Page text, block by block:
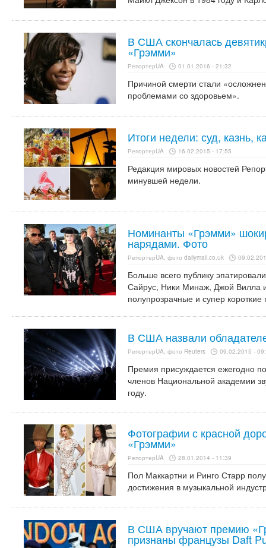
В США скончалась
«Грэмми»
РепортерUA 01.01.2016 - 21:32
Причиной смерти стали
проблемами со здоровьем».
Итоги недели: суд, казнь,
РепортерUA 16.02.2015 - 17:55
Редакция мировых новостей
минувшей недели.
Номинанты «Грэмми»
нарядами. Фото
РепортерUA, фото dailymail.co.uk
Больше всего публику
Сайрус, Ники Минаж, Джой Вилла
полупрозрачные и супер
В США назвали
РепортерUA, фото Reuters 09.02.2015 -
Премия присуждается ежегодно
членов Национальной академии
году.
Фотографии с красной
«Грэмми»
РепортерUA 28.01.2014 - 11:39
Пол Маккартни и Ринго Старр
достижения в музыкальной
В США вручают премию
признаны французы Daft